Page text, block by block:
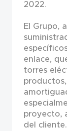
2022.
El Grupo,
enlace,
torres
proyecto,
del cliente.